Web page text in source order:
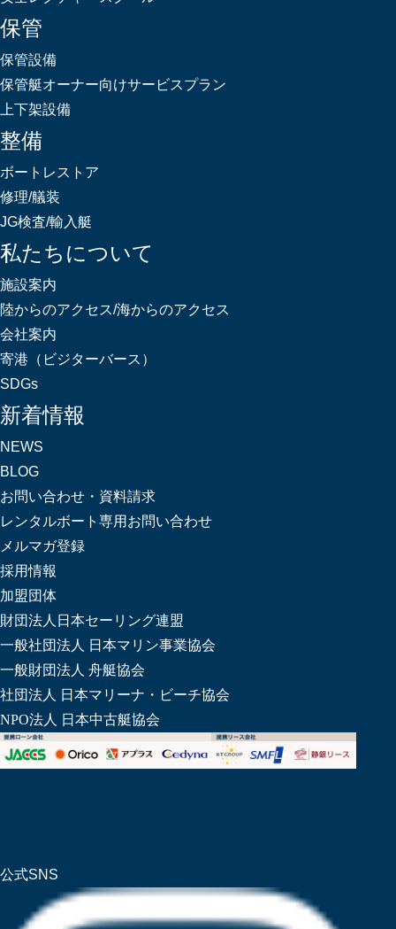
保管
保管設備
保管艇オーナー向けサービスプラン
上下架設備
整備
ボートレストア
修理/艤装
JG検査/輸入艇
私たちについて
施設案内
陸からのアクセス/海からのアクセス
会社案内
寄港（ビジターバース）
SDGs
新着情報
NEWS
BLOG
お問い合わせ・資料請求
レンタルボート専用お問い合わせ
メルマガ登録
採用情報
加盟団体
財団法人日本セーリング連盟
一般社団法人 日本マリン事業協会
一般財団法人 舟艇協会
社団法人 日本マリーナ・ビーチ協会
NPO法人 日本中古艇協会
公式SNS